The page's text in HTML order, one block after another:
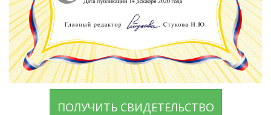
ПОЛУЧИТЬ СВИДЕТЕЛЬСТВО